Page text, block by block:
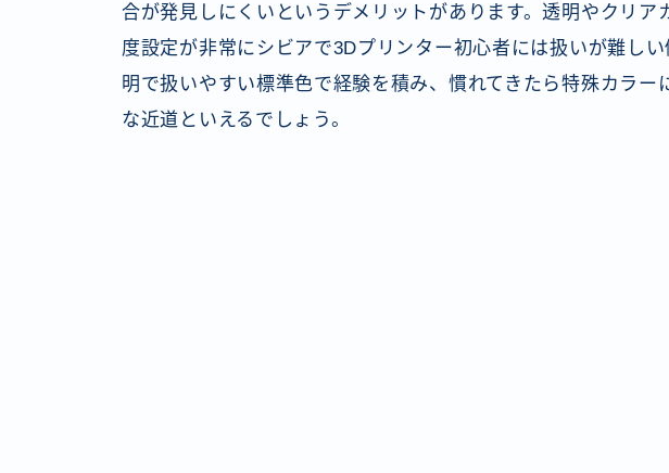
合が発見しにくいというデメリットがあります。透明やクリア
度設定が非常にシビアで3Dプリンター初心者には扱いが難し
明で扱いやすい標準色で経験を積み、慣れてきたら特殊カラー
な近道といえるでしょう。